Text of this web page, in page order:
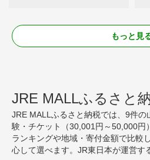
もっと見
JRE MALLふるさと
JRE MALLふるさと納税では、9件
験・チケット（30,001円～50,000円
ランキングや地域・寄付金額で比較
心して選べます。JR東日本が運営す